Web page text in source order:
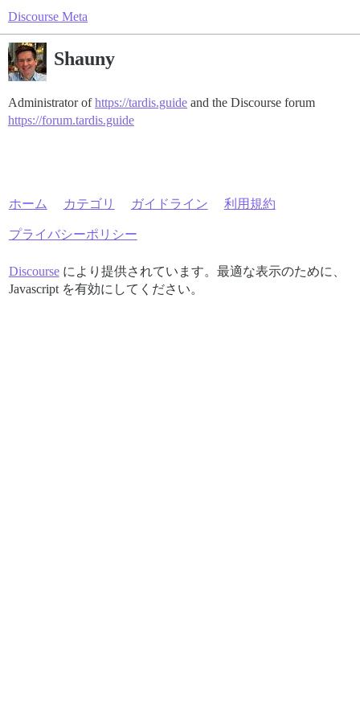
Discourse Meta
Shauny
Administrator ofhttps://tardis.guide and the Discourse forum
https://forum.tardis.guide
ホーム カテゴリ ガイドライン 利用規約
プライバシーポリシー
Discourseにより提供されています。最適な表示のために、
Javascript を有効にしてください。